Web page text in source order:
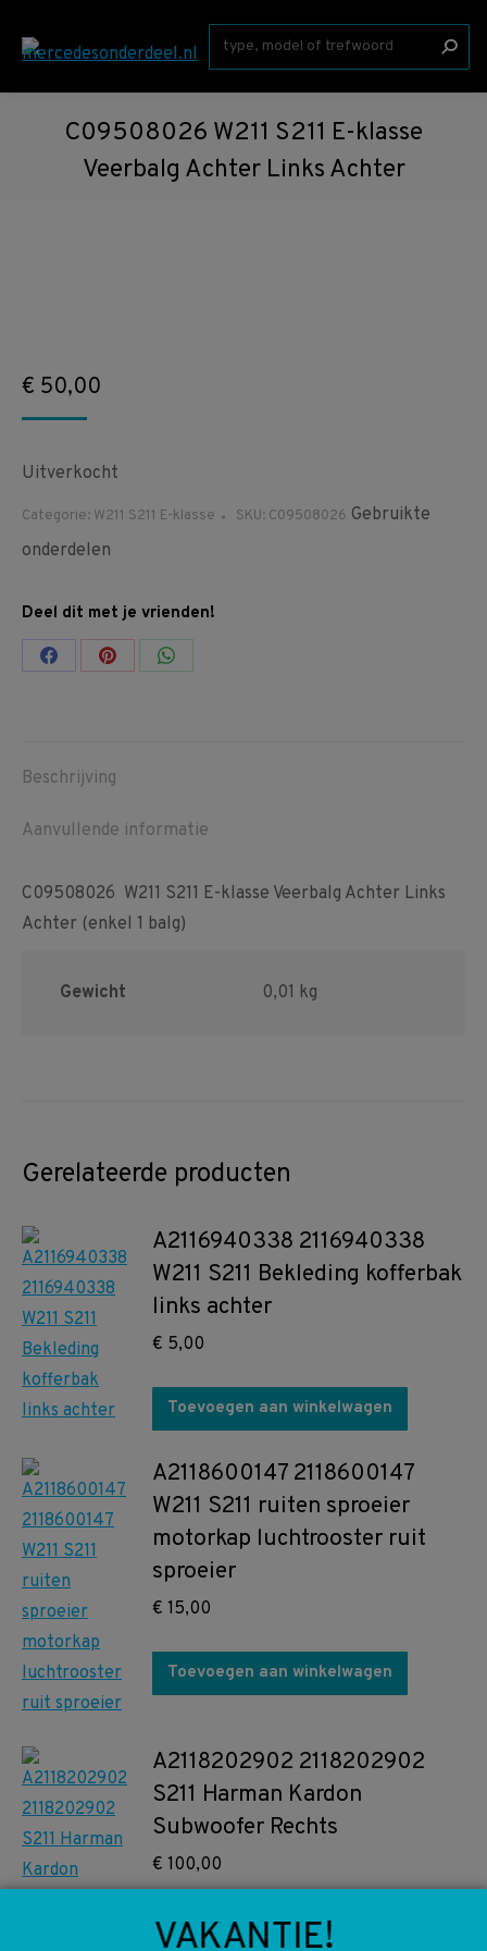
Zoeken:
C09508026 W211 S211 E-klasse
Veerbalg Achter Links Achter
€ 50,00
Uitverkocht
Categorie: W211 S211 E-klasse SKU: C09508026 Gebruikte
onderdelen
Deel dit met je vrienden!
Share Share Share
Beschrijving
Aanvullende informatie
C09508026 W211 S211 E-klasse Veerbalg Achter Links
Achter (enkel 1 balg)
Gewicht 0,01 kg
Gerelateerde producten
A2116940338 2116940338
W211 S211 Bekleding kofferbak
links achter
€ 5,00
Toevoegen aan winkelwagen
A2118600147 2118600147
W211 S211 ruiten sproeier
motorkap luchtrooster ruit
sproeier
€ 15,00
Toevoegen aan winkelwagen
A2118202902 2118202902
S211 Harman Kardon
Subwoofer Rechts
€ 100,00
Toevoegen aan winkelwagen
VAKANTIE!